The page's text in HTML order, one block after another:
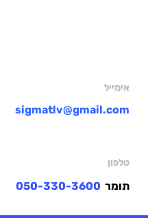
אימייל
sigmatlv@gmail.com
טלפון
תומר